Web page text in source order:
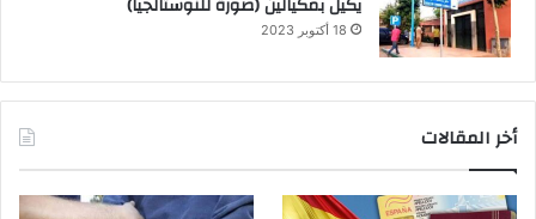
18 أكتوبر 2023
أخر المقالات